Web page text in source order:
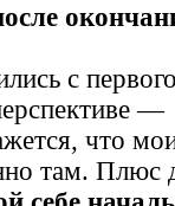
с
—
что
там. Плюс